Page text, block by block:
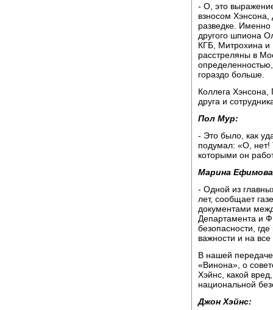
- О, это
взносом Хэнсона,
разведке.
другого шпиона
КГБ, Митрохина
расстреляны в
гораздо больше.
Коллега
друга и
Пол Мур:
- Это было, как
подумал: «О, нет!
которыми он
Марина
- Одной из
лет, сообщает
документами
Департамента и
безопасности,
важности и на
В нашей передаче
«Винона», о
Хэйнс, какой
национальной
Джон Хэйнс: